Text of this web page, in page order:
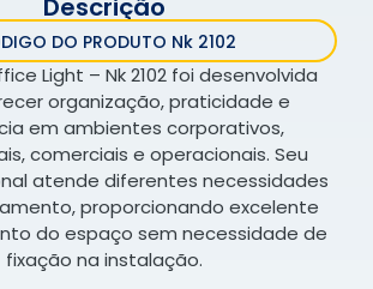
Descrição
DO PRODUTO Nk 2102
Light – Nk 2102 foi desenvolvida
organização, praticidade e
em ambientes corporativos,
comerciais e operacionais. Seu
atende diferentes necessidades
proporcionando excelente
do espaço sem necessidade de
fixação na instalação.